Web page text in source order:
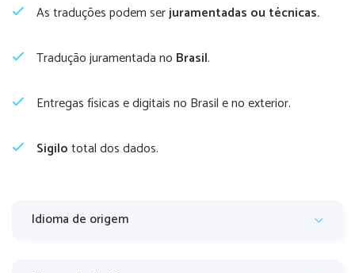
As traduções podem serjuramentadas ou técnicas.
Tradução juramentada no Brasil.
Entregas físicas e digitais no Brasil e no exterior.
Sigilototal dos dados.